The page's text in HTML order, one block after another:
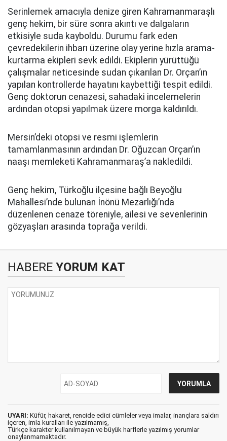
Serinlemek amacıyla denize giren Kahramanmaraşlı
genç hekim, bir süre sonra akıntı ve dalgaların
etkisiyle suda kayboldu. Durumu fark eden
çevredekilerin ihbarı üzerine olay yerine hızla arama-
kurtarma ekipleri sevk edildi. Ekiplerin yürüttüğü
çalışmalar neticesinde sudan çıkarılan Dr. Orçan’ın
yapılan kontrollerde hayatını kaybettiği tespit edildi.
Genç doktorun cenazesi, sahadaki incelemelerin
ardından otopsi yapılmak üzere morga kaldırıldı.
Mersin’deki otopsi ve resmi işlemlerin
tamamlanmasının ardından Dr. Oğuzcan Orçan’ın
naaşı memleketi Kahramanmaraş’a nakledildi.
Genç hekim, Türkoğlu ilçesine bağlı Beyoğlu
Mahallesi’nde bulunan İnönü Mezarlığı’nda
düzenlenen cenaze töreniyle, ailesi ve sevenlerinin
gözyaşları arasında toprağa verildi.
HABERE YORUM KAT
UYARI: Küfür, hakaret, rencide edici cümleler veya imalar, inançlara saldırı
içeren, imla kuralları ile yazılmamış,
Türkçe karakter kullanılmayan ve büyük harflerle yazılmış yorumlar
onaylanmamaktadır.